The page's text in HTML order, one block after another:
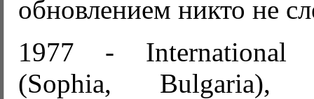
обновлением никто не
1977 - International
(Sophia, Bulgaria),